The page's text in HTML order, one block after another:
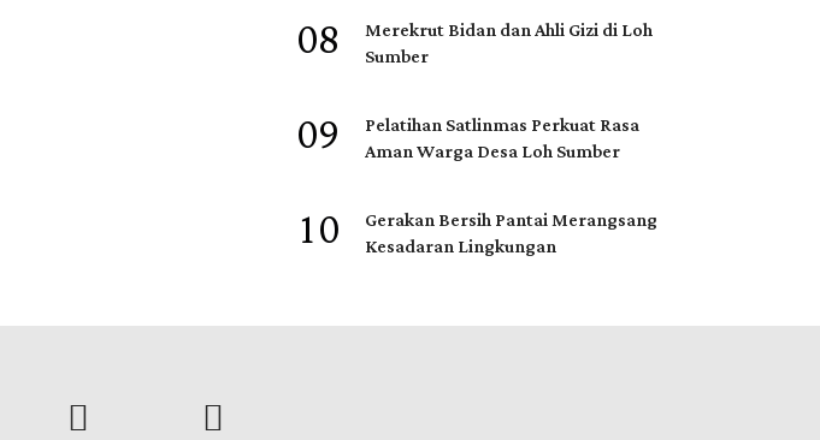
08 Merekrut Bidan dan Ahli Gizi di Loh
Sumber
09 Pelatihan Satlinmas Perkuat Rasa
Aman Warga Desa Loh Sumber
10 Gerakan Bersih Pantai Merangsang
Kesadaran Lingkungan